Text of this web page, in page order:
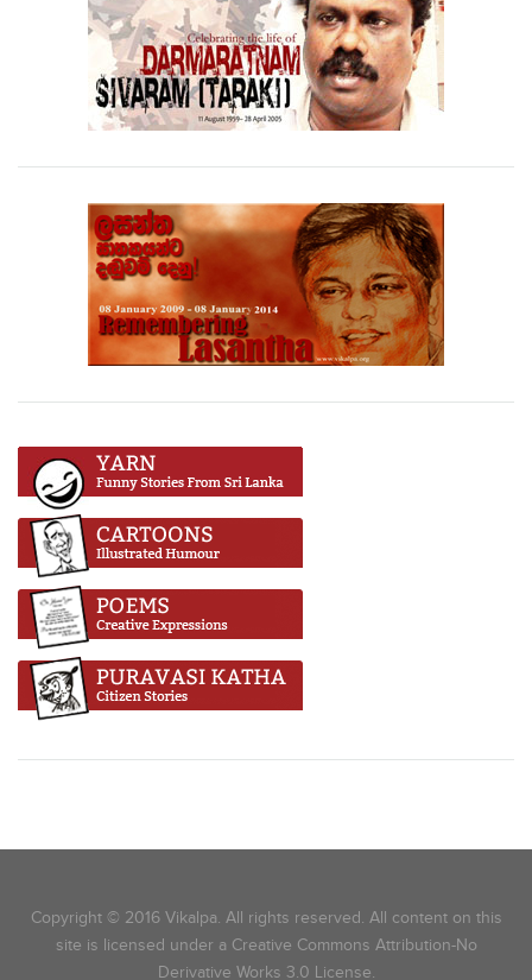
Copyright © 2016 Vikalpa. All rights reserved. All content on this
site is licensed under a Creative Commons Attribution-No
Derivative Works 3.0 License.